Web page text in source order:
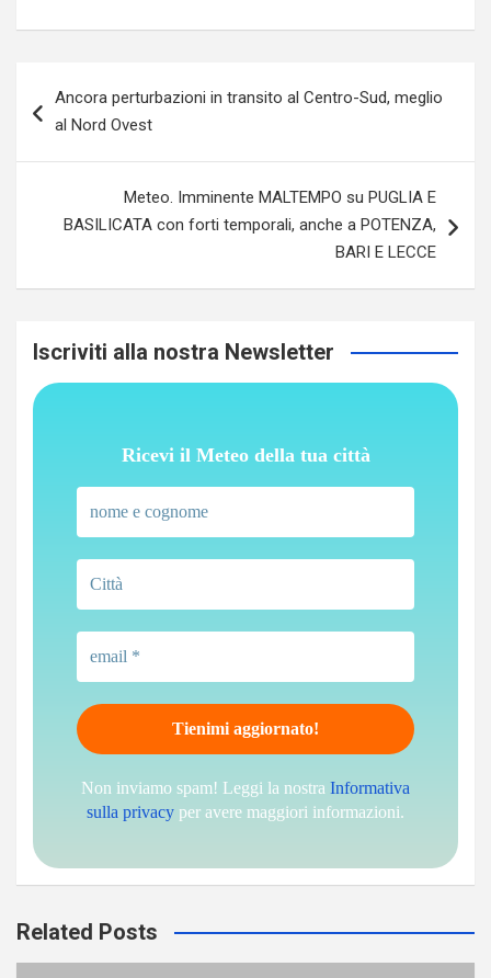
articoli
Ancora perturbazioni in transito al Centro-Sud, meglio
al Nord Ovest
Meteo. Imminente MALTEMPO su PUGLIA E
BASILICATA con forti temporali, anche a POTENZA,
BARI E LECCE
Iscriviti alla nostra Newsletter
Ricevi il Meteo della tua città
Non inviamo spam! Leggi la nostra Informativa
sulla privacy per avere maggiori informazioni.
Related Posts